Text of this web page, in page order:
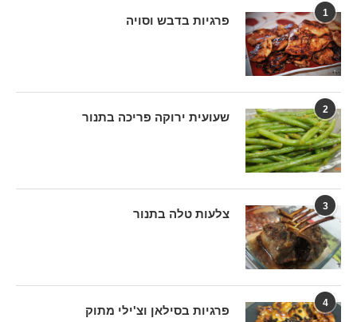
1
פרגיות בדבש וסויה
2
שעועית ירוקה פריכה בתנור
3
צלעות טלה בתנור
4
פרגיות בסילאן וצ'ילי מתוק